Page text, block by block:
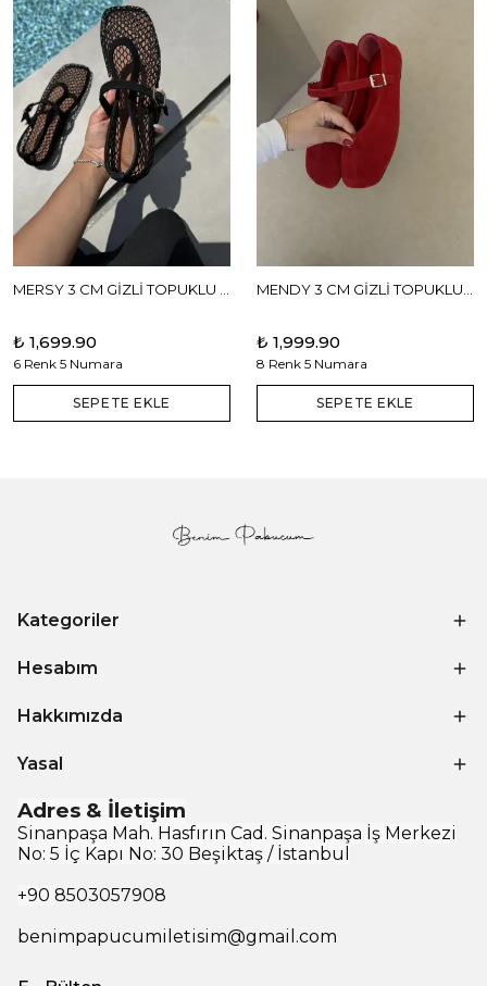
₺ 1,699.90
6 Renk 5 Numara
SEPETE EKLE
₺ 1,999.90
8 Renk 5 Numara
SEPETE EKLE
Kategoriler
Hesabım
Hakkımızda
Yasal
Adres & İletişim
Sinanpaşa Mah. Hasfırın Cad. Sinanpaşa İş Merkezi
No: 5 İç Kapı No: 30 Beşiktaş / İstanbul
+90 8503057908
benimpapucumiletisim@gmail.com